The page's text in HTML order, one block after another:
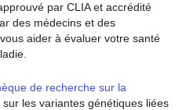
par CLIA et accrédité
des médecins et des
aider à évaluer votre santé
de recherche sur la
les variantes génétiques liées